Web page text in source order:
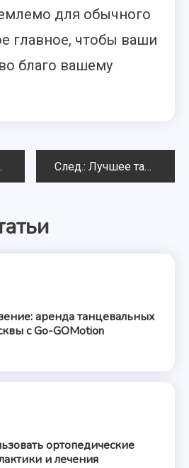
для обычного
главное, чтобы ваши
благо вашему
След.: Лучшее танцевальное кино
аренда танцевальных
с Go-GOMotion
ортопедические
и лечения